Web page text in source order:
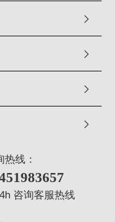
热线：
咨询客服热线